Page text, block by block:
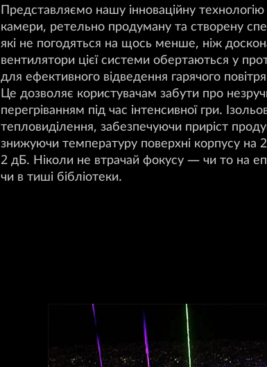
Представляємо нашу інноваційну технологію
камери, ретельно продуману та створену
які не погодяться на щось менше, ніж
вентилятори цієї системи обертаються у
для ефективного відведення гарячого
Це дозволяє користувачам забути про
перегріванням під час інтенсивної гри.
тепловиділення, забезпечуючи приріст
знижуючи температуру поверхні корпусу на
2 дБ. Ніколи не втрачай фокусу — чи то на
чи в тиші бібліотеки.